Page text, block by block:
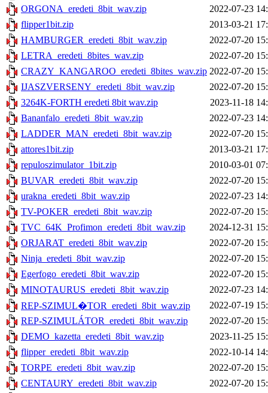
ORGONA_eredeti_8bit_wav.zip
2022-07-23
flipper1bit.zip
2013-03-21
HAMBURGER_eredeti_8bit_wav.zip
2022-07-20
LETRA_eredeti_8bites_wav.zip
2022-07-20
CRAZY_KANGAROO_eredeti_8bites_wav.zip 2022-07-20
IJASZVERSENY_eredeti_8bit_wav.zip
2022-07-20
3264K-FORTH eredeti 8bit wav.zip
2023-11-18
Bananfalo_eredeti_8bit_wav.zip
2022-07-23
LADDER_MAN_eredeti_8bit_wav.zip
2022-07-20
attores1bit.zip
2013-03-21
repuloszimulator_1bit.zip
2010-03-01
BUVAR_eredeti_8bit_wav.zip
2022-07-20
urakna_eredeti_8bit_wav.zip
2022-07-23
TV-POKER_eredeti_8bit_wav.zip
2022-07-20
TVC_64K_Profimon_eredeti_8bit_wav.zip
2024-12-31
ORJARAT_eredeti_8bit_wav.zip
2022-07-20
Ninja_eredeti_8bit_wav.zip
2022-07-20
Egerfogo_eredeti_8bit_wav.zip
2022-07-20
MINOTAURUS_eredeti_8bit_wav.zip
2022-07-23
REP-SZIMUL�TOR_eredeti_8bit_wav.zip
2022-07-19
REP-SZIMULÁTOR_eredeti_8bit_wav.zip
2022-07-20
DEMO_kazetta_eredeti_8bit_wav.zip
2023-11-25
flipper_eredeti_8bit_wav.zip
2022-10-14
TORPE_eredeti_8bit_wav.zip
2022-07-20
CENTAURY_eredeti_8bit_wav.zip
2022-07-20